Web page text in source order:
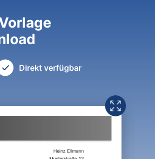
Direkt verfügbar